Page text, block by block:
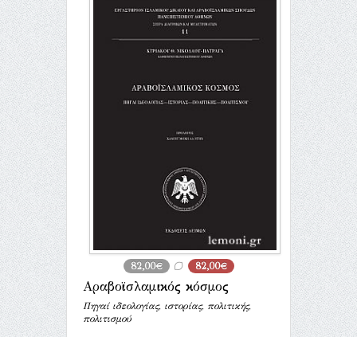
82,00€ 82,00€
Αραβοϊσλαμικός κόσμος
Πηγαί ιδεολογίας, ιστορίας, πολιτικής,
πολιτισμού